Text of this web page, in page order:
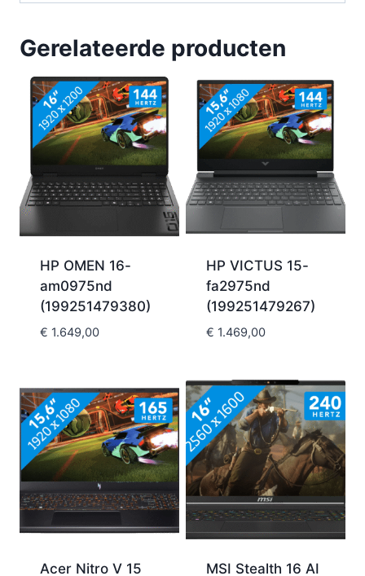
Gerelateerde producten
HP OMEN 16-
am0975nd
(199251479380)
€ 1.649,00
HP VICTUS 15-
fa2975nd
(199251479267)
€ 1.469,00
Acer Nitro V 15
MSI Stealth 16 AI